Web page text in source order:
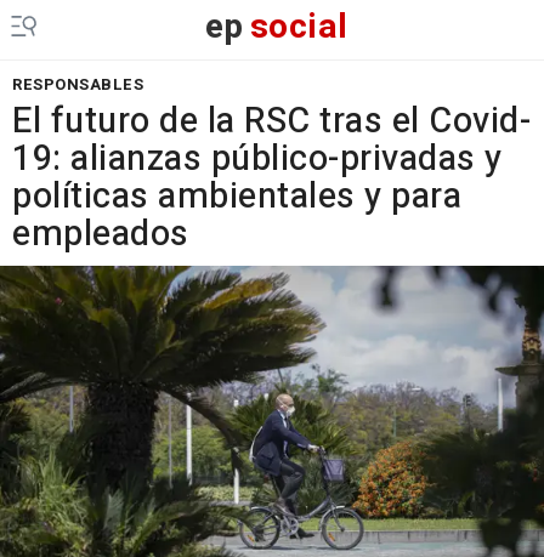
epsocial
RESPONSABLES
El futuro de la RSC tras el Covid-
19: alianzas público-privadas y
políticas ambientales y para
empleados